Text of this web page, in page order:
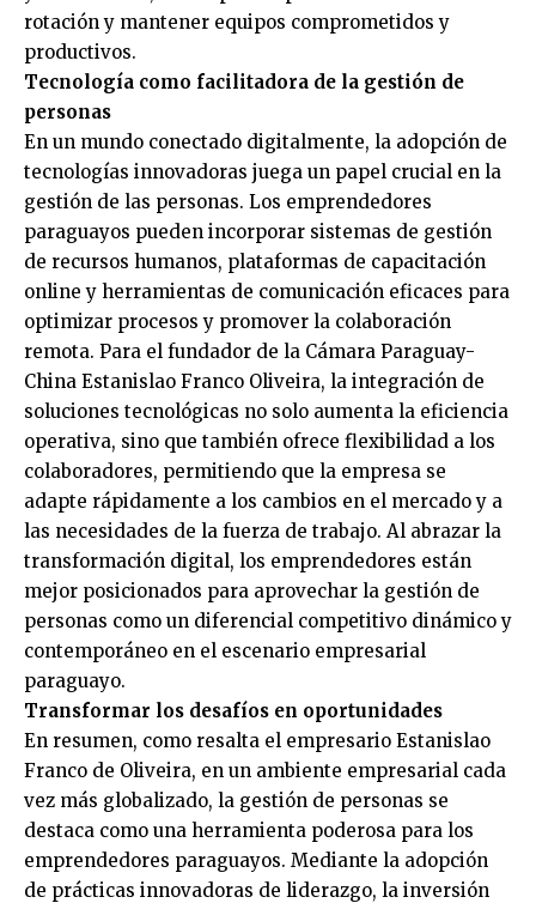
rotación y mantener equipos comprometidos y
productivos.
Tecnología como facilitadora de la gestión de
personas
En un mundo conectado digitalmente, la adopción de
tecnologías innovadoras juega un papel crucial en la
gestión de las personas. Los emprendedores
paraguayos pueden incorporar sistemas de gestión
de recursos humanos, plataformas de capacitación
online y herramientas de comunicación eficaces para
optimizar procesos y promover la colaboración
remota. Para el fundador de la Cámara Paraguay-
China Estanislao Franco Oliveira, la integración de
soluciones tecnológicas no solo aumenta la eficiencia
operativa, sino que también ofrece flexibilidad a los
colaboradores, permitiendo que la empresa se
adapte rápidamente a los cambios en el mercado y a
las necesidades de la fuerza de trabajo. Al abrazar la
transformación digital, los emprendedores están
mejor posicionados para aprovechar la gestión de
personas como un diferencial competitivo dinámico y
contemporáneo en el escenario empresarial
paraguayo.
Transformar los desafíos en oportunidades
En resumen, como resalta el empresario Estanislao
Franco de Oliveira, en un ambiente empresarial cada
vez más globalizado, la gestión de personas se
destaca como una herramienta poderosa para los
emprendedores paraguayos. Mediante la adopción
de prácticas innovadoras de liderazgo, la inversión